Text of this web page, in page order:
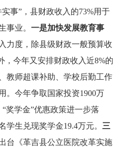
事”，县财政收入的73%用于
事业。一是加快发展教育事
力度，除县级财政一般预算收
，今年又安排财政收入近8%的
教师超课补助、学校后勤工作
。今年争取国家投资1900万
奖学金”优惠政策进一步落
学生兑现奖学金19.4万元。 三
台《革吉县公立医院改革实施